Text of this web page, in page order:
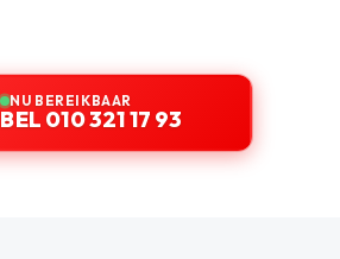
NU BEREIKBAAR
BEL 010 321 17 93